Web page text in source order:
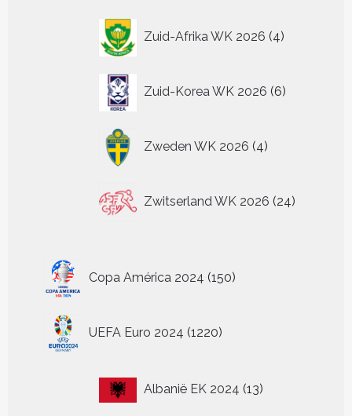
Zuid-Afrika WK 2026 4
producten
Zuid-Korea WK 2026 6
producten
Zweden WK 2026 4
producten
Zwitserland WK 2026 24
producten
Copa América 2024 150
producten
UEFA Euro 2024 1220
producten
Albanië EK 2024 1313